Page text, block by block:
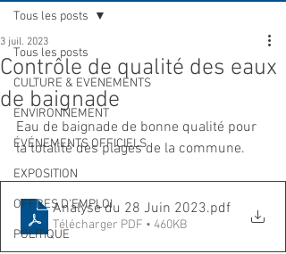
Tous les posts
CULTURE & EVENEMENTS
ENVIRONNEMENT
ÉVÉNEMENTS OFFICIELS
EXPOSITION
OFFRES D'EMPLOI
POLITIQUE
Tous les posts
Contrôle de qualité des eaux
de baignade
3 juil. 2023
Eau de baignade de bonne qualité pour
la totalité des plages de la commune.
Analyse du 28 Juin 2023.pdf
Télécharger PDF • 460KB